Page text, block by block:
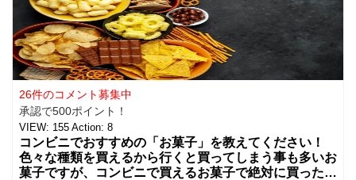
26件のコメント募集中
承認で500ポイント！
VIEW: 155 Action: 8
コンビニでおすすめの「お菓子」を教えてください！
色々な種類を買えるから行くと買ってしまう事も多いお
菓子ですが、コンビニで買えるお菓子で絶対に買った方